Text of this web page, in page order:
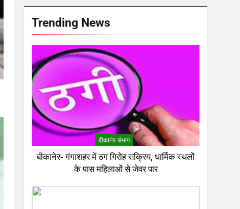
Trending News
बीकानेर संभाग
बीकानेर- गंगाशहर में ठग गिरोह सक्रिय, धार्मिक स्थलों
के पास महिलाओं से जेवर पार